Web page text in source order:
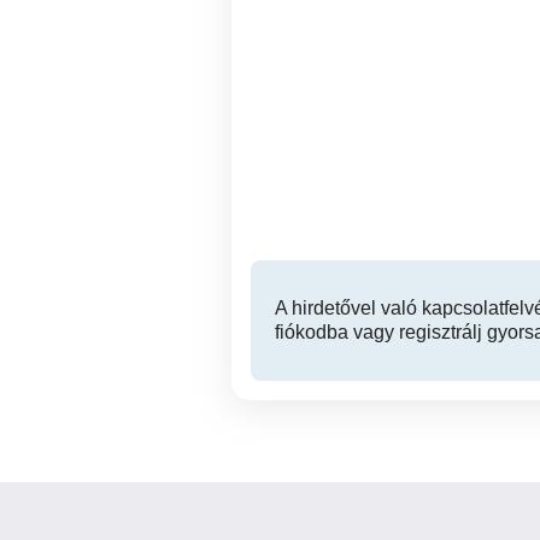
A hirdetővel való
fiókodba vagy regisztrálj